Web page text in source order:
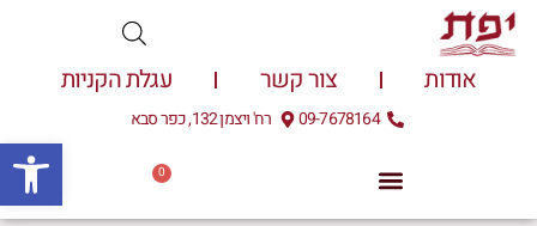
דילוג
לתוכן
אודות צור קשר עגלת הקניות
09-7678164 רח' ויצמן 132, כפר סבא
0
עגלת